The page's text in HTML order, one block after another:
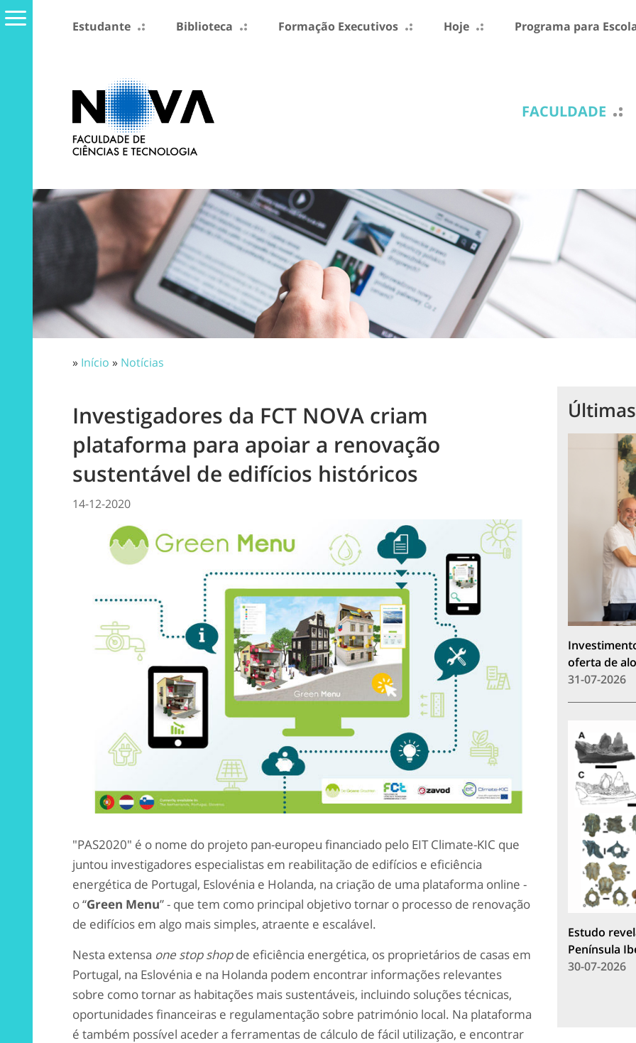
Estudante Biblioteca Formação Executivos Hoje Programa para
FACULDADE
» Início » Notícias
Investigadores da FCT NOVA criam
plataforma para apoiar a renovação
sustentável de edifícios históricos
14-12-2020
"PAS2020" é o nome do projeto pan-europeu financiado pelo EIT Climate-KIC que
juntou investigadores especialistas em reabilitação de edifícios e eficiência
energética de Portugal, Eslovénia e Holanda, na criação de uma plataforma online -
o “Green Menu” - que tem como principal objetivo tornar o processo de renovação
de edifícios em algo mais simples, atraente e escalável.
Nesta extensa one stop shopde eficiência energética, os proprietários de casas em
Portugal, na Eslovénia e na Holanda podem encontrar informações relevantes
sobre como tornar as habitações mais sustentáveis, incluindo soluções técnicas,
oportunidades financeiras e regulamentação sobre património local. Na plataforma
é também possível aceder a ferramentas de cálculo de fácil utilização, e encontrar
oferta de
31-07-2026
Estudo
Península
30-07-2026